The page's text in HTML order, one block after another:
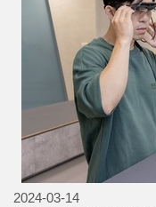
2024-03-14